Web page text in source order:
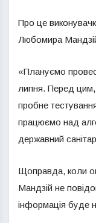
Про це
Любомира
«Плануємо
липня. Перед цим,
пробне
працюємо над
державний
Щоправда, коли
Мандзій не
інформація буде